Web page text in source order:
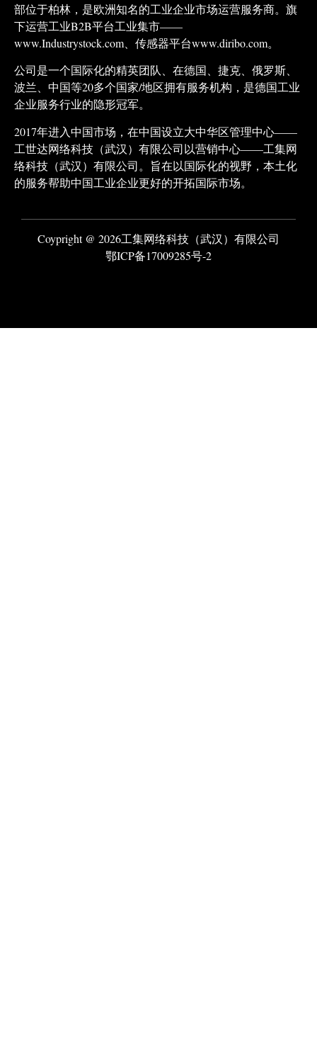
部位于柏林，是欧洲知名的工业企业市场运营服务商。旗
下运营工业B2B平台工业集市——
www.Industrystock.com、传感器平台www.diribo.com。
公司是一个国际化的精英团队、在德国、捷克、俄罗斯、
波兰、中国等20多个国家/地区拥有服务机构，是德国工业
企业服务行业的隐形冠军。
2017年进入中国市场，在中国设立大中华区管理中心——
工世达网络科技（武汉）有限公司以营销中心——工集网
络科技（武汉）有限公司。旨在以国际化的视野，本土化
的服务帮助中国工业企业更好的开拓国际市场。
Coypright @ 2026工集网络科技（武汉）有限公司
鄂ICP备17009285号-2